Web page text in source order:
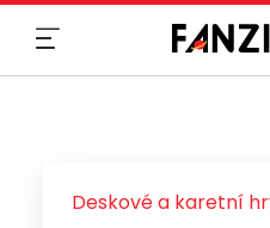
Deskové a karetní